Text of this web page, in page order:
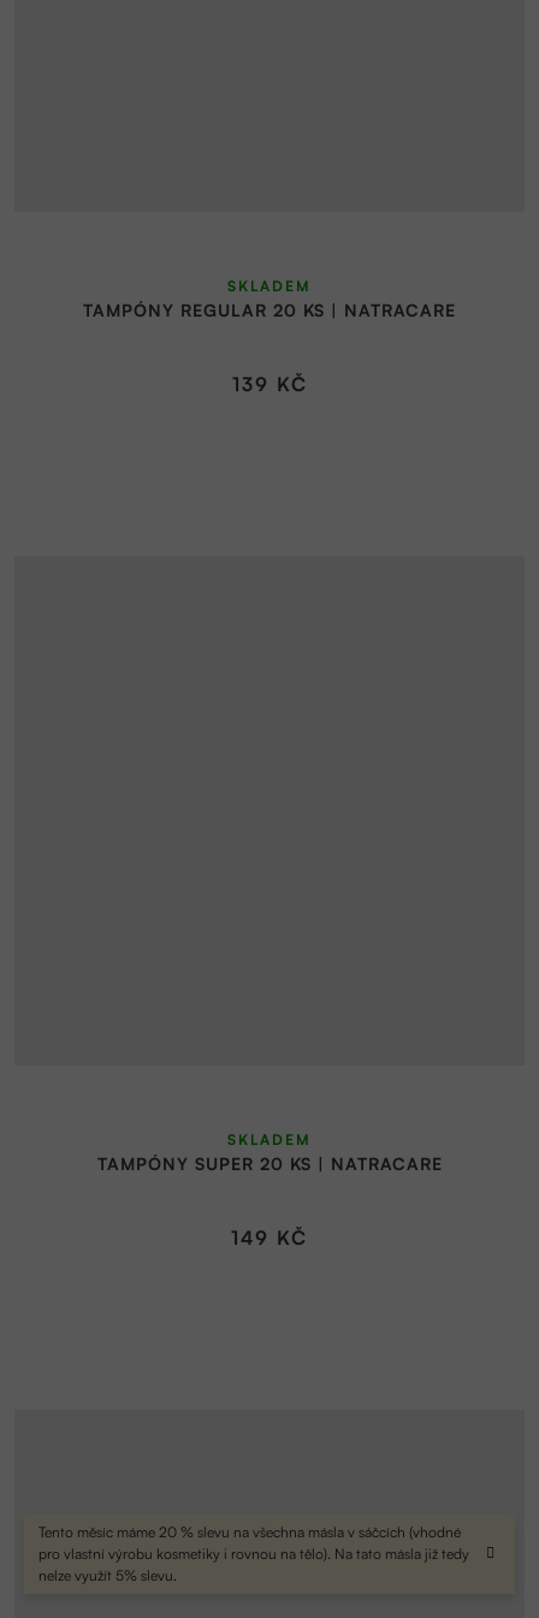
Tento měsíc máme 20 % slevu na všechna másla v sáčcích (vhodné
pro vlastní výrobu kosmetiky i rovnou na tělo). Na tato másla již tedy
nelze využít 5% slevu.
TAMPÓNY REGULAR 20 KS | NATRACARE
SKLADEM
139 KČ
TAMPÓNY SUPER 20 KS | NATRACARE
SKLADEM
149 KČ